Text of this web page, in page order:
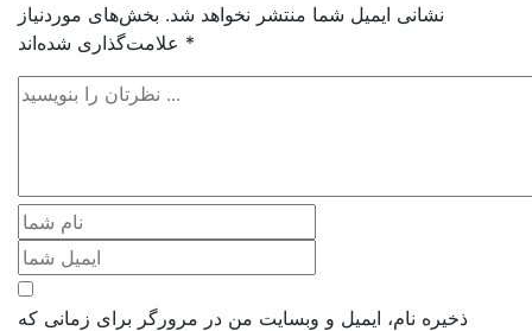
نشانی ایمیل شما منتشر نخواهد شد. بخش‌های موردنیاز
*
ذخیره نام، ایمیل و وبسایت من در مرورگر برای زمانی که